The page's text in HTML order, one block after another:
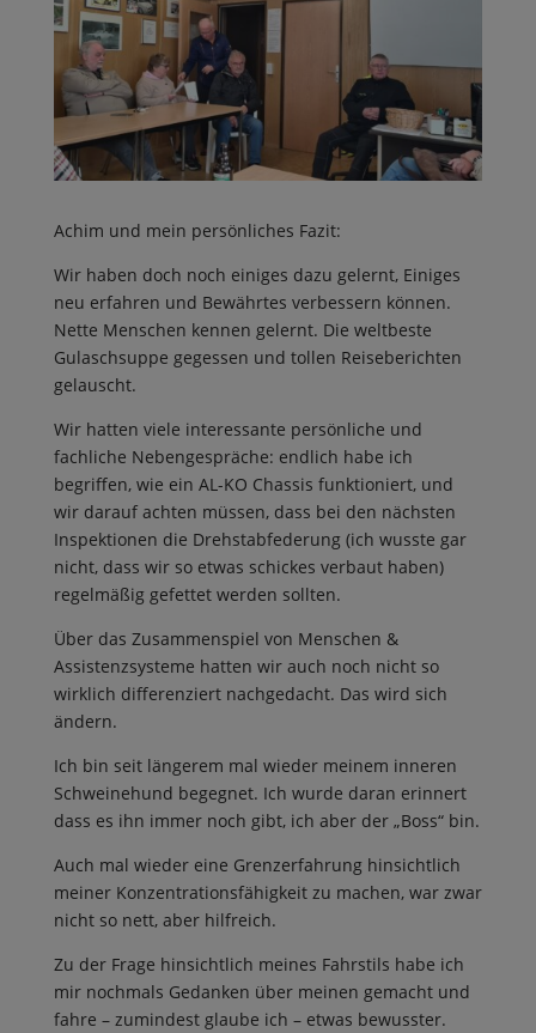
Achim und mein persönliches Fazit:
Wir haben doch noch einiges dazu gelernt, Einiges
neu erfahren und Bewährtes verbessern können.
Nette Menschen kennen gelernt. Die weltbeste
Gulaschsuppe gegessen und tollen Reiseberichten
gelauscht.
Wir hatten viele interessante persönliche und
fachliche Nebengespräche: endlich habe ich
begriffen, wie ein AL-KO Chassis funktioniert, und
wir darauf achten müssen, dass bei den nächsten
Inspektionen die Drehstabfederung (ich wusste gar
nicht, dass wir so etwas schickes verbaut haben)
regelmäßig gefettet werden sollten.
Über das Zusammenspiel von Menschen &
Assistenzsysteme hatten wir auch noch nicht so
wirklich differenziert nachgedacht. Das wird sich
ändern.
Ich bin seit längerem mal wieder meinem inneren
Schweinehund begegnet. Ich wurde daran erinnert
dass es ihn immer noch gibt, ich aber der „Boss“ bin.
Auch mal wieder eine Grenzerfahrung hinsichtlich
meiner Konzentrationsfähigkeit zu machen, war zwar
nicht so nett, aber hilfreich.
Zu der Frage hinsichtlich meines Fahrstils habe ich
mir nochmals Gedanken über meinen gemacht und
fahre – zumindest glaube ich – etwas bewusster.